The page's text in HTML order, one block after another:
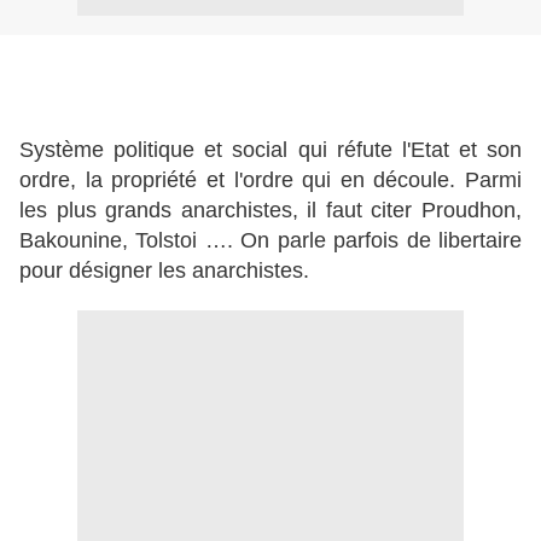
Système politique et social qui réfute l'Etat et son
ordre, la propriété et l'ordre qui en découle. Parmi
les plus grands anarchistes, il faut citer Proudhon,
Bakounine, Tolstoi …. On parle parfois de libertaire
pour désigner les anarchistes.